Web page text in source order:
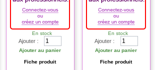
En stock
Ajouter :
Ajouter au panier
Fiche produit
En stock
Ajouter :
Ajouter au panier
Fiche produit